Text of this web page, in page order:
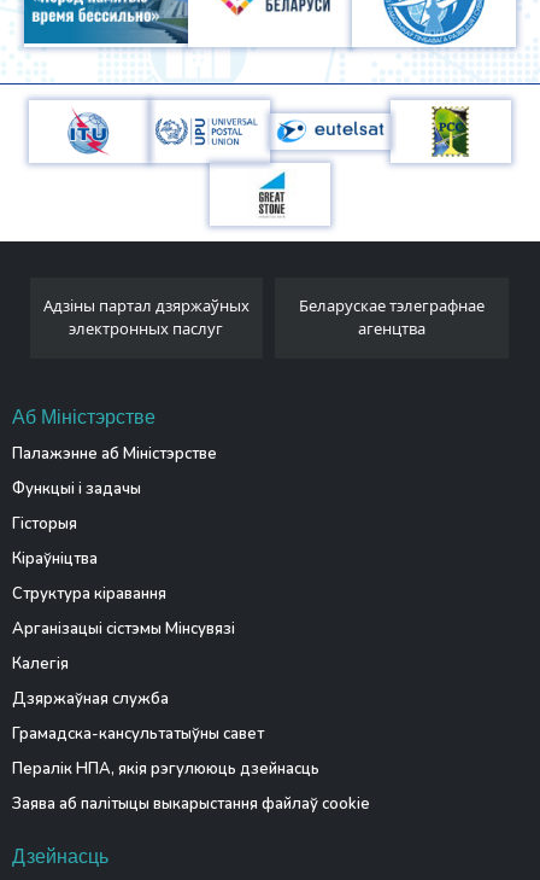
Адзіны партал дзяржаўных
электронных паслуг
Беларускае тэлеграфнае
агенцтва
Аб Міністэрстве
Палажэнне аб Міністэрстве
Функцыі і задачы
Гісторыя
Кіраўніцтва
Структура кіравання
Арганізацыі сістэмы Мінсувязі
Калегія
Дзяржаўная служба
Грамадска-кансультатыўны савет
Пералік НПА, якія рэгулююць дзейнасць
Заява аб палітыцы выкарыстання файлаў cookie
Дзейнасць